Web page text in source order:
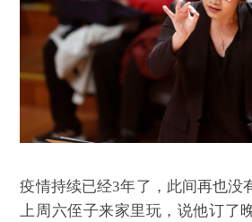
疫情持续已经3年了，此间再也没
上周六侄子来家里玩，说他订了